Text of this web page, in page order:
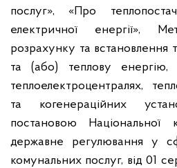
послуг», «Про
електричної енергії»,
розрахунку та встановлення
та (або) теплову енергію,
теплоелектроцентралях,
та когенераційних
постановою Національної
державне регулювання у
комунальних послуг, від 01